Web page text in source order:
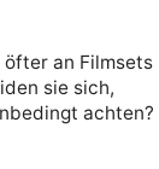
an Filmsets
sie sich,
achten?